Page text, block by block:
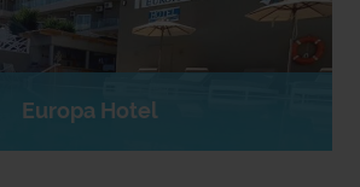
Europa Hotel